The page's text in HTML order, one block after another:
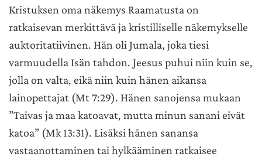
Kristuksen oma näkemys Raamatusta on
ratkaisevan merkittävä ja kristilliselle näkemykselle
auktoritatiivinen. Hän oli Jumala, joka tiesi
varmuudella Isän tahdon. Jeesus puhui niin kuin se,
jolla on valta, eikä niin kuin hänen aikansa
lainopettajat (Mt 7:29). Hänen sanojensa mukaan
”Taivas ja maa katoavat, mutta minun sanani eivät
katoa” (Mk 13:31). Lisäksi hänen sanansa
vastaanottaminen tai hylkääminen ratkaisee